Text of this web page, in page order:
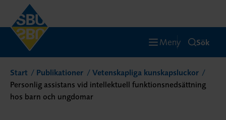
Meny Sök
Start Publikationer
Vetenskapliga kunskapsluckor
Personlig assistans vid intellektuell funktionsnedsättning
hos barn och ungdomar